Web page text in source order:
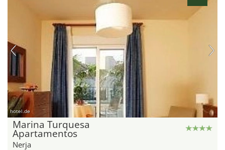
hotel.de
Marina Turquesa
Apartamentos
Nerja